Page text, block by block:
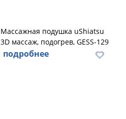
Массажная подушка uShiatsu
3D массаж, подогрев, GESS-129
подробнее